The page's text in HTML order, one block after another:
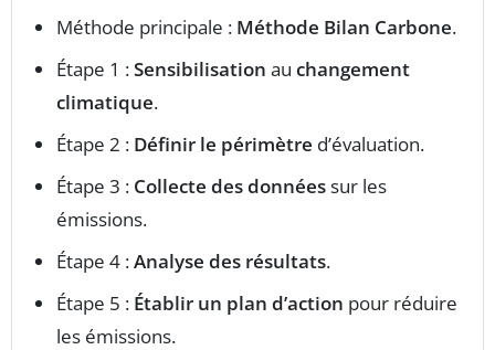
Méthode principale : Méthode Bilan Carbone.
Étape 1 :Sensibilisation au changement
climatique.
Étape 2 : Définir le périmètre d’évaluation.
Étape 3 : Collecte des donnéessur les
émissions.
Étape 4 :Analyse des résultats.
Étape 5 : Établir un plan d’action pour réduire
les émissions.